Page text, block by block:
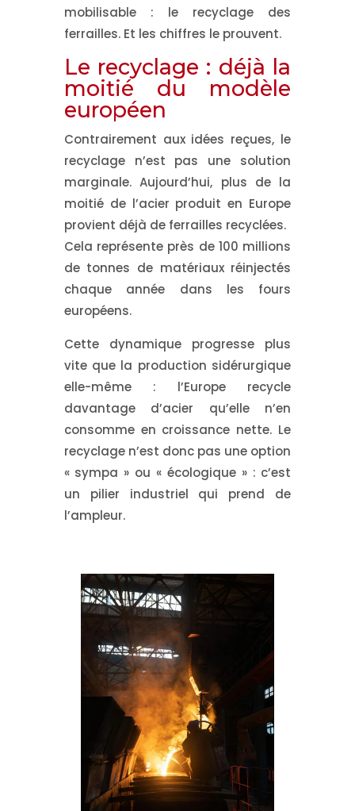
mobilisable: le recyclage des
ferrailles. Et les chiffres le prouvent.
Le recyclage : déjà la
moitié du modèle
européen
Contrairement aux idées reçues, le
recyclage n’est pas une solution
marginale. Aujourd’hui, plus de la
moitié de l’acier produit en Europe
provient déjà de ferrailles recyclées.
Cela représente près de 100 millions
de tonnes de matériaux réinjectés
chaque année dans les fours
européens.
Cette dynamique progresse plus
vite que la production sidérurgique
elle-même : l’Europe recycle
davantage d’acier qu’elle n’en
consomme en croissance nette. Le
recyclage n’est donc pas une option
« sympa » ou « écologique » : c’est
un pilier industriel qui prend de
l’ampleur.